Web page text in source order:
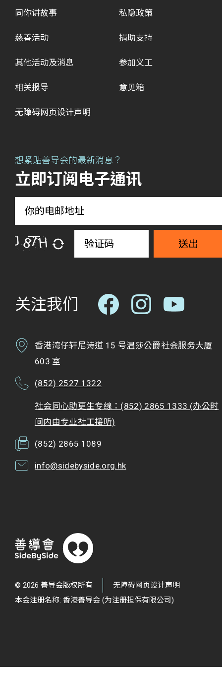
同你讲故事
慈善活动
其他活动及消息
相关报导
私隐政策
捐助支持
参加义工
意见箱
无障碍网页设计声明
想紧贴善导会的最新消息？
立即订阅电子通讯
送出
关注我们
香港湾仔轩尼诗道 15 号温莎公爵社会服务大厦
603 室
(852) 2527 1322
社会同心助更生专缐：(852) 2865 1333 (办公时
间内由专业社工接听)
(852) 2865 1089
info@sidebyside.org.hk
© 2026 善导会版权所有
无障碍网页设计声明
本会注册名称: 香港善导会 (为注册担保有限公司)